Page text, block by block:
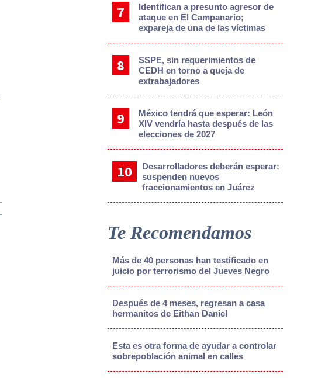
Identifican a presunto agresor de
ataque en El Campanario;
expareja de una de las víctimas
SSPE, sin requerimientos de
CEDH en torno a queja de
extrabajadores
México tendrá que esperar: León
XIV vendría hasta después de las
elecciones de 2027
Desarrolladores deberán esperar:
suspenden nuevos
fraccionamientos en Juárez
Te Recomendamos
Más de 40 personas han testificado en
juicio por terrorismo del Jueves Negro
Después de 4 meses, regresan a casa
hermanitos de Eithan Daniel
Esta es otra forma de ayudar a controlar
sobrepoblación animal en calles